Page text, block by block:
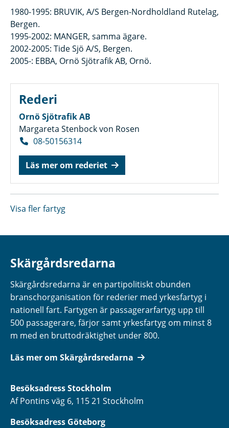
1980-1995: BRUVIK, A/S Bergen-Nordholdland Rutelag,
Bergen.
1995-2002: MANGER, samma ägare.
2002-2005: Tide Sjö A/S, Bergen.
2005-: EBBA, Ornö Sjötrafik AB, Ornö.
Rederi
Ornö Sjötrafik AB
Margareta Stenbock von Rosen
08-50156314
Läs mer om rederiet
Visa fler fartyg
Skärgårdsredarna
Skärgårdsredarna är en partipolitiskt obunden
branschorganisation för rederier med yrkesfartyg i
nationell fart. Fartygen är passagerarfartyg upp till
500 passagerare, färjor samt yrkesfartyg om minst 8
m med en bruttodräktighet under 800.
Läs mer om Skärgårdsredarna
BesöksadressStockholm
Af Pontins väg 6, 115 21 Stockholm
Besöksadress Göteborg